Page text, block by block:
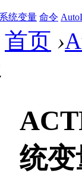
系统变量 命令
首页 ›
统